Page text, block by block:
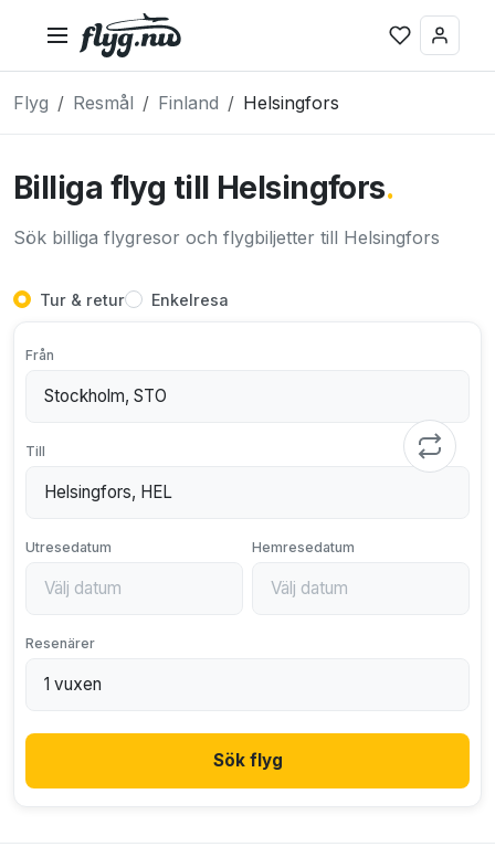
Flyg Resmål Finland Helsingfors
Billiga flyg till Helsingfors.
Sök billiga flygresor och flygbiljetter till Helsingfors
Tur & retur Enkelresa
Från
Till
Utresedatum Hemresedatum
Resenärer
Sök flyg